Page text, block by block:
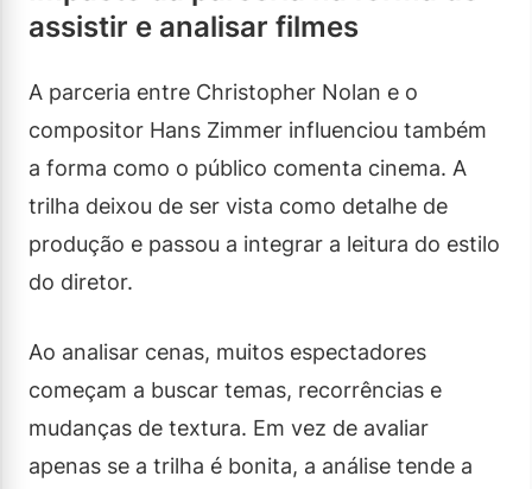
assistir e analisar filmes
A parceria entre Christopher Nolan e o
compositor Hans Zimmer influenciou também
a forma como o público comenta cinema. A
trilha deixou de ser vista como detalhe de
produção e passou a integrar a leitura do estilo
do diretor.
Ao analisar cenas, muitos espectadores
começam a buscar temas, recorrências e
mudanças de textura. Em vez de avaliar
apenas se a trilha é bonita, a análise tende a